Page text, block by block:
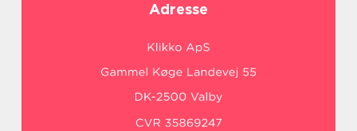
Adresse